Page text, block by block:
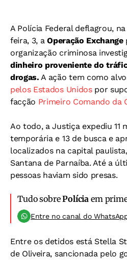
A Polícia Federal deflagrou,
feira, 3, aOperação Exchange
organização criminosa
dinheiro proveniente do
drogas. A ação tem como
pelos Estados Unidos por
facção Primeiro Comando da
Ao todo, a Justiça expediu 11
temporária e 13 de busca e
localizados na capital
Santana de Parnaíba. Até a
pessoas haviam sido presas.
Tudo sobrePolícia em
Entre no canal do
Entre os detidos está Stella
de Oliveira, sancionada pelo